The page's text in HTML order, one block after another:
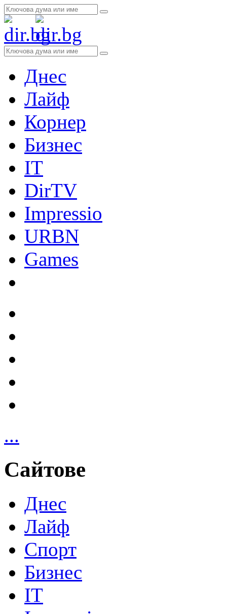
Днес
Лайф
Корнер
Бизнес
IT
DirTV
Impressio
URBN
Games
...
Сайтове
Днес
Лайф
Спорт
Бизнес
IT